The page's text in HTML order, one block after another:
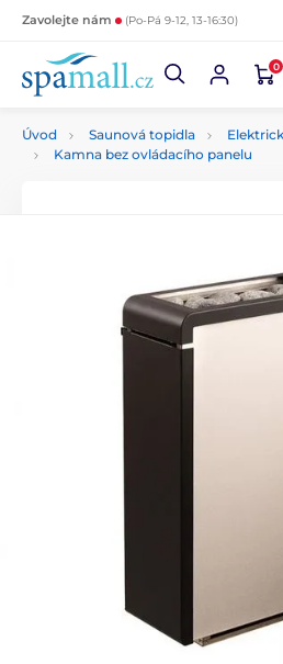
Zavolejte nám (Po-Pá 9-12, 13-16:30)
0
Úvod Saunová topidla
Kamna bez ovládacího panelu